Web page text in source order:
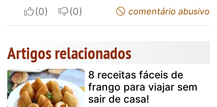
I apreciateI do not appreciatecomentário abusivo
Artigos relacionados
8 receitas fáceis de
frango para viajar sem
sair de casa!